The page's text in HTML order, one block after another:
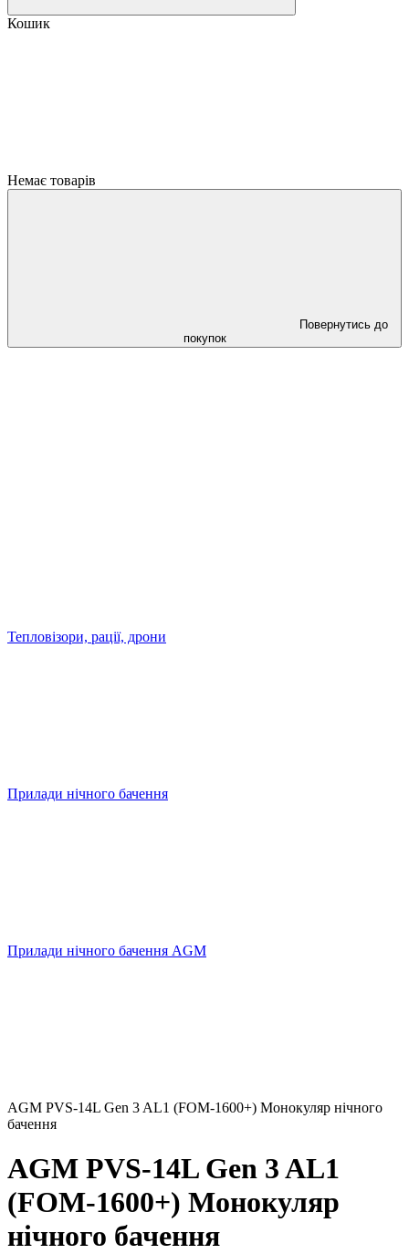
Кошик
Немає товарів
Повернутись до
покупок
Тепловізори, рації, дрони
Прилади нічного бачення
Прилади нічного бачення AGM
AGM PVS-14L Gen 3 AL1 (FOM-1600+) Монокуляр нічного
бачення
AGM PVS-14L Gen 3 AL1
(FOM-1600+) Монокуляр
нічного бачення